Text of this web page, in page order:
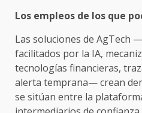
Los empleos de los que
Las soluciones de AgTech
facilitados por la IA,
tecnologías financieras,
alerta temprana— crean
se sitúan entre la